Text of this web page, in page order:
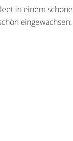
in einem
eingewachsen.